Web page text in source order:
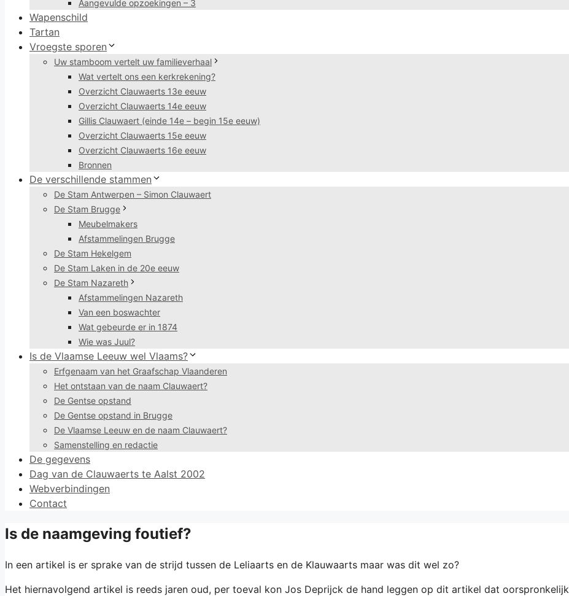
Aangevulde opzoekingen – 3
Wapenschild
Tartan
Vroegste sporen
Uw stamboom vertelt uw familieverhaal
Wat vertelt ons een kerkrekening?
Overzicht Clauwaerts 13e eeuw
Overzicht Clauwaerts 14e eeuw
Gillis Clauwaert (einde 14e – begin 15e eeuw)
Overzicht Clauwaerts 15e eeuw
Overzicht Clauwaerts 16e eeuw
Bronnen
De verschillende stammen
De Stam Antwerpen – Simon Clauwaert
De Stam Brugge
Meubelmakers
Afstammelingen Brugge
De Stam Hekelgem
De Stam Laken in de 20e eeuw
De Stam Nazareth
Afstammelingen Nazareth
Van een boswachter
Wat gebeurde er in 1874
Wie was Juul?
Is de Vlaamse Leeuw wel Vlaams?
Erfgenaam van het Graafschap Vlaanderen
Het ontstaan van de naam Clauwaert?
De Gentse opstand
De Gentse opstand in Brugge
De Vlaamse Leeuw en de naam Clauwaert?
Samenstelling en redactie
De gegevens
Dag van de Clauwaerts te Aalst 2002
Webverbindingen
Contact
Is de naamgeving foutief?
In een artikel is er sprake van de strijd tussen de Leliaarts en de Klauwaarts maar was dit wel zo?
Het hiernavolgend artikel is reeds jaren oud, per toeval kon Jos Deprijck de hand leggen op dit artikel dat oorspronkelijk